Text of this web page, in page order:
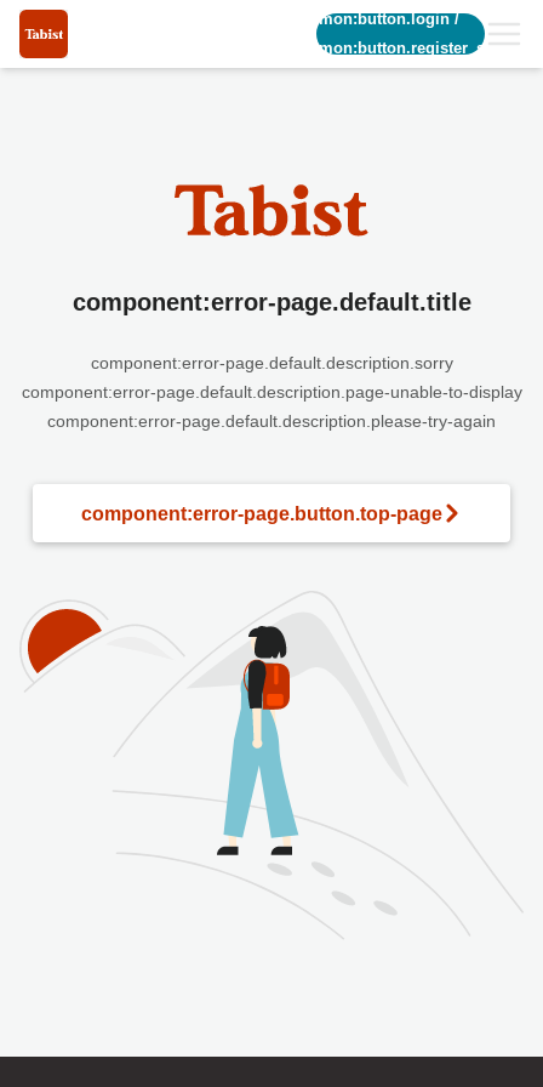
common:button.login/
common:button.register_short
component:error-page.default.title
component:error-page.default.description.sorry
component:error-page.default.description.page-unable-to-display
component:error-page.default.description.please-try-again
component:error-page.button.top-page